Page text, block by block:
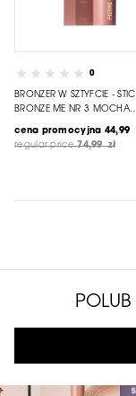
0
BRONZER W SZTYFCIE -
BRONZE ME NR 3 MOCHA
cena promocyjna 44,99
regular price 74,99 zł